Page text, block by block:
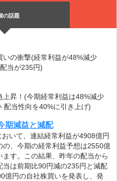
の話題
いの衝撃(経常利益が48%減少
当が235円)
昇！(今期経常利益は48%減少
配当性向を40%に引き上げ)
期減益と減配
いて、連結経常利益が4908億円
、今期の経常利益予想は2550億
す。この結果、昨年の配当から
は前期比90円減の235円と減配
億円の自社株買いを発表し、発